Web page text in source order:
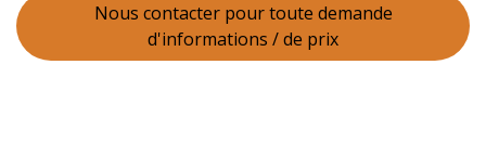
Nous contacter pour toute demande
d'informations / de prix